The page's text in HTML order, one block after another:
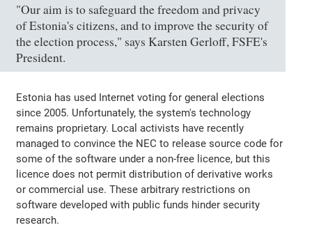
"Our aim is to safeguard the freedom and privacy
of Estonia's citizens, and to improve the security of
the election process," says Karsten Gerloff, FSFE's
President.
Estonia has used Internet voting for general elections
since 2005. Unfortunately, the system's technology
remains proprietary. Local activists have recently
managed to convince the NEC to release source code for
some of the software under a non-free licence, but this
licence does not permit distribution of derivative works
or commercial use. These arbitrary restrictions on
software developed with public funds hinder security
research.